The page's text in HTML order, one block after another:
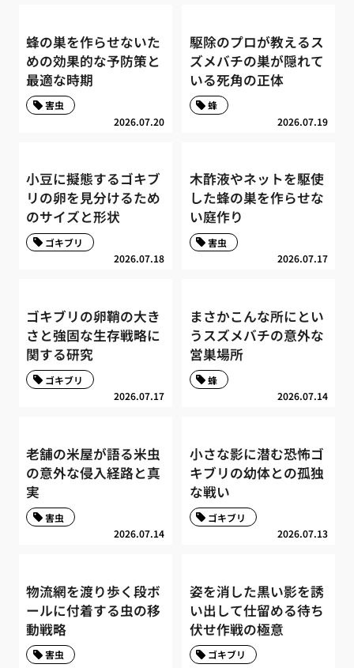
蜂の巣を作らせないた
めの効果的な予防策と
最適な時期
2026.07.20
害虫
駆除のプロが教えるス
ズメバチの巣が隠れて
いる死角の正体
2026.07.19
蜂
小豆に擬態するゴキブ
リの卵を見分けるため
のサイズと形状
2026.07.18
ゴキブリ
木酢液やネットを駆使
した蜂の巣を作らせな
い庭作り
2026.07.17
害虫
ゴキブリの卵鞘の大き
さと強固な生存戦略に
関する研究
2026.07.17
ゴキブリ
まさかこんな所にとい
うスズメバチの意外な
営巣場所
2026.07.14
蜂
老舗の米屋が語る米虫
の意外な侵入経路と真
実
2026.07.14
害虫
小さな影に潜む恐怖ゴ
キブリの幼体との孤独
な戦い
2026.07.13
ゴキブリ
物流網を渡り歩く段ボ
ールに付着する虫の移
動戦略
害虫
姿を消した黒い影を誘
い出して仕留める待ち
伏せ作戦の極意
ゴキブリ